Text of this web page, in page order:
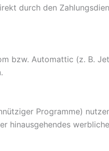
durch den
bzw. Automattic (z. B.
Programme)